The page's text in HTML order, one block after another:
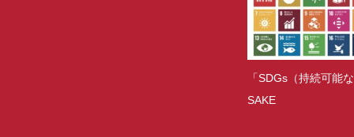
「SDGs（持続可能
SAKE